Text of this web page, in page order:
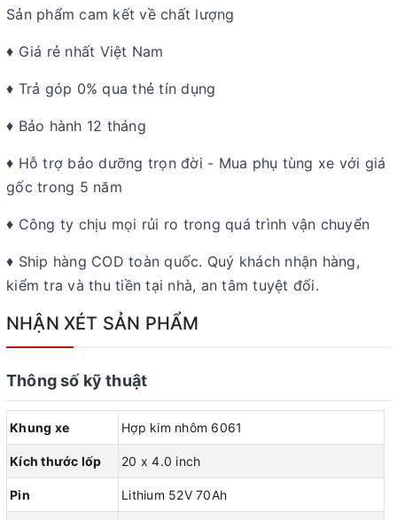
Sản phẩm cam kết về chất lượng
♦ Giá rẻ nhất Việt Nam
♦ Trả góp 0% qua thẻ tín dụng
♦ Bảo hành 12 tháng
♦ Hỗ trợ bảo dưỡng trọn đời - Mua phụ tùng xe với giá
gốc trong 5 năm
♦ Công ty chịu mọi rủi ro trong quá trình vận chuyển
♦ Ship hàng COD toàn quốc. Quý khách nhận hàng,
kiểm tra và thu tiền tại nhà, an tâm tuyệt đối.
NHẬN XÉT SẢN PHẨM
Thông số kỹ thuật
Khung xe Hợp kim nhôm 6061
Kích thước lốp 20 x 4.0 inch
Pin Lithium 52V 70Ah